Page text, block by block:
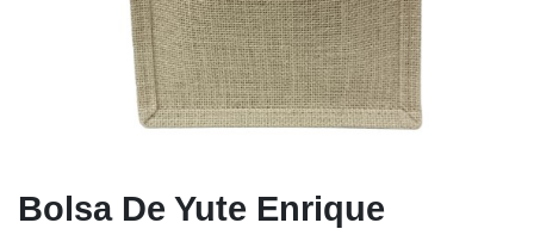
Bolsa De Yute Enrique